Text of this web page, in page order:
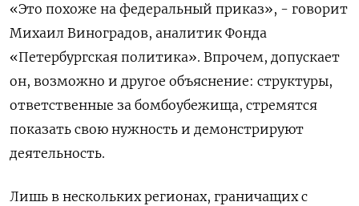
«Это похоже на федеральный приказ», - говорит
Михаил Виноградов, аналитик Фонда
«Петербургская политика». Впрочем, допускает
он, возможно и другое объяснение: структуры,
ответственные за бомбоубежища, стремятся
показать свою нужность и демонстрируют
деятельность.
Лишь в нескольких регионах, граничащих с